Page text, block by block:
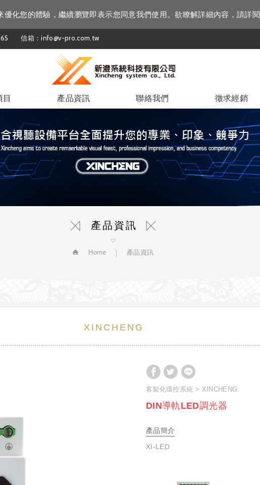
優化您的體驗，繼續瀏覽即表示您同意我們使用。欲瞭解詳細內容，請詳閱
信箱：info@v-pro.com.tw
產品資訊 聯絡我們 徵求經銷
產品資訊
Home 產品資訊
XINCHENG
客製化環控系統 XINCHENG
DIN導軌LED調光器
產品簡介
XI-LED